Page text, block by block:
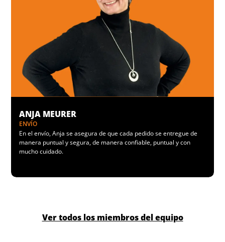
ANJA MEURER
ENVÍO
En el envío, Anja se asegura de que cada pedido se entregue de
manera puntual y segura, de manera confiable, puntual y con
mucho cuidado.
Ver todos los miembros del equipo